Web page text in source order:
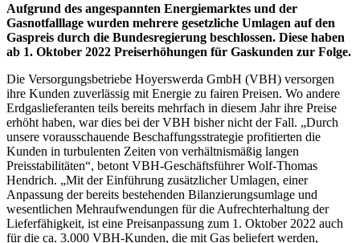
Aufgrund des angespannten Energiemarktes und der
Gasnotfalllage wurden mehrere gesetzliche Umlagen auf den
Gaspreis durch die Bundesregierung beschlossen. Diese haben
ab 1. Oktober 2022 Preiserhöhungen für Gaskunden zur Folge.
Die Versorgungsbetriebe Hoyerswerda GmbH (VBH) versorgen
ihre Kunden zuverlässig mit Energie zu fairen Preisen. Wo andere
Erdgaslieferanten teils bereits mehrfach in diesem Jahr ihre Preise
erhöht haben, war dies bei der VBH bisher nicht der Fall. „Durch
unsere vorausschauende Beschaffungsstrategie profitierten die
Kunden in turbulenten Zeiten von verhältnismäßig langen
Preisstabilitäten“, betont VBH-Geschäftsführer Wolf-Thomas
Hendrich. „Mit der Einführung zusätzlicher Umlagen, einer
Anpassung der bereits bestehenden Bilanzierungsumlage und
wesentlichen Mehraufwendungen für die Aufrechterhaltung der
Lieferfähigkeit, ist eine Preisanpassung zum 1. Oktober 2022 auch
für die ca. 3.000 VBH-Kunden, die mit Gas beliefert werden,